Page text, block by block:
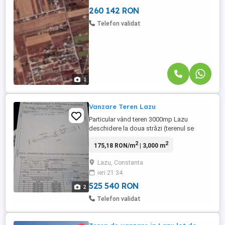
1
fiind situat ...
260 142 RON
Telefon validat
2
Vanzare Teren Lazu
Particular vând teren 3000mp Lazu
deschidere la doua străzi (terenul se
mai afla o casa demolabila. tel
175,18 RON/m2| 3,000 m2
Lazu, Constanta
ieri 21:34
525 540 RON
Telefon validat